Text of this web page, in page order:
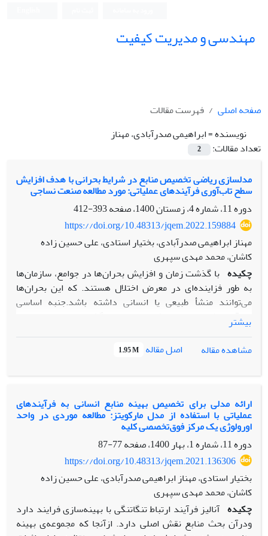
مهندسی و مدیریت کیفیت
صفحه اصلی
فهرست مقالات
نویسنده =ابراهیمی صدرآبادی، مهناز
تعداد مقالات:
2
مدلسازی ریاضی تخصیص منابع در شرایط بحرانی با هدف افزایش
سطح تاب‌آوری فرآیندهای عملیاتی: مورد مطالعه صنعت نساجی
دوره 11، شماره 4، زمستان 1400، صفحه
393-412
https://doi.org/10.48313/jqem.2022.159884
مهناز ابراهیمی صدرآبادی، بختیار استادی، علی حسین زاده
کاشان، محمد مهدی سپهری
چکیده با گذشت زمان و افزایش بحران‌ها در جوامع، سازمان‌ها
به طور فزاینده‌ای در معرض اختلال هستند. که این بحران‌ها
می‌توانند منشأ طبیعی یا انسانی داشته باشد.جنبه اساسی
تاب‌آوری شامل توانایی یک عنصر در بازگشت به وضعیت نرمال
بعد از وارد شدن اختلال به آن و تخصیص منابع است. بدیهی است
که در هر سازمانی، هدف اساسی تخصیص کمترین منابع برای
بازیابی عملیات و نیز بازگرداندن فعالیت ها به آستانه تحمل است
تا رویدادهای مخرب، فعالیت‌های حیاتی را متوقف نکند. در این
تاب‌آوری را به حداقل می‌رساند. مسئله یک فرض اساسی دارد،
این است که حداقل در یکی از منابع موجود با توجه به میزان بیش
از حد بودن تقاضا، کمبود منبع وجود داشته باشد. پس از حل مدل
با آزمایش عددی، نتایج مدل تشریح شد و مشخص شد که
رویدادهای مخرب قبل از آستانه تحمل بازیابی شدند.
بیشتر
مشاهده مقاله
اصل مقاله 1.95 M
ارائه مدلی برای تخصیص بهینه منابع انسانی به فرآیندهای
عملیاتی با استفاده از مدل مارکویتز: مطالعه موردی در واحد
اورولوژی یک مرکز فوق‌تخصصی کلیه
دوره 11، شماره 1، بهار 1400، صفحه
77-87
https://doi.org/10.48313/jqem.2021.136306
بختیار استادی، مهناز ابراهیمی صدرآبادی، علی حسین زاده
کاشان، محمد مهدی سپهری
چکیده آنالیز فرآیند ارتباط تنگاتنگی با بهینه‌سازی فرایند دارد
ودرآن بحث منابع نقش اصلی دارد. ازآنجا که مجموعه‌ی بهینه